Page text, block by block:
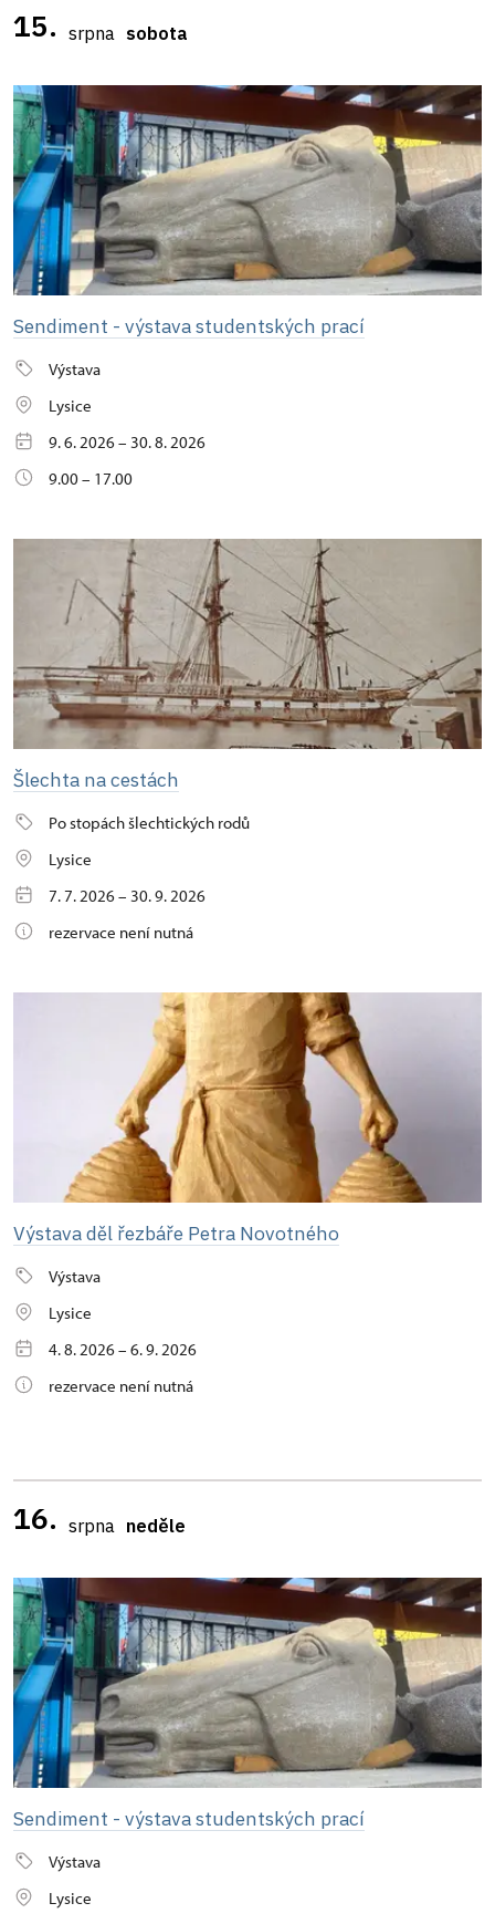
15. srpna sobota
Sendiment - výstava studentských prací
Výstava
Lysice
9. 6. 2026 – 30. 8. 2026
9.00 – 17.00
Šlechta na cestách
Po stopách šlechtických rodů
Lysice
7. 7. 2026 – 30. 9. 2026
rezervace není nutná
Výstava děl řezbáře Petra Novotného
Výstava
Lysice
4. 8. 2026 – 6. 9. 2026
rezervace není nutná
16. srpna neděle
Sendiment - výstava studentských prací
Výstava
Lysice